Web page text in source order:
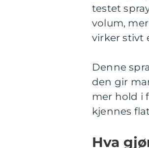
testet
volum,
virker stivt
Denne
den gir
mer hold i
kjennes
Hva